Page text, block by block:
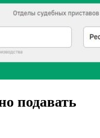
подавать